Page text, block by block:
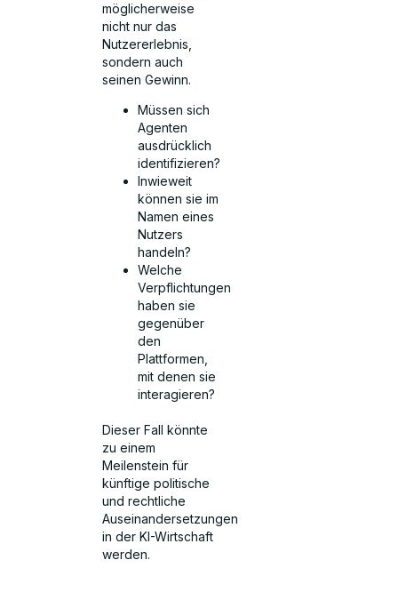
möglicherweise
nicht nur das
Nutzererlebnis,
sondern auch
seinen Gewinn.
Müssen sich
Agenten
ausdrücklich
identifizieren?
Inwieweit
können sie im
Namen eines
Nutzers
handeln?
Welche
Verpflichtungen
haben sie
gegenüber
den
Plattformen,
mit denen sie
interagieren?
Dieser Fall könnte
zu einem
Meilenstein für
künftige politische
und rechtliche
Auseinandersetzungen
in der KI-Wirtschaft
werden.